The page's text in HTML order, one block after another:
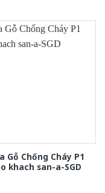
Gỗ Chống Cháy P1
khach san-a-SGD